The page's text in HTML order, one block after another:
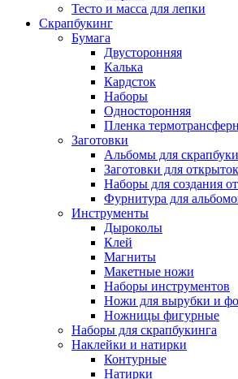
Тесто и масса для лепки
Скрапбукинг
Бумага
Двусторонняя
Калька
Кардсток
Наборы
Односторонняя
Пленка
Заготовки
Альбомы для
Заготовки для открыток
Наборы для создания
Фурнитура для
Инструменты
Дыроколы
Клей
Магниты
Макетные ножи
Наборы инструментов
Ножи для вырубки и
Ножницы фигурные
Наборы для скрапбукинга
Наклейки и натирки
Контурные
Натирки